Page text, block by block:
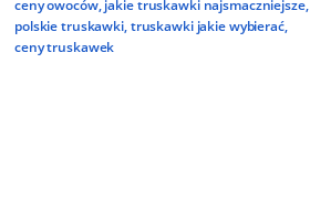
ceny owoców, jakie truskawki najsmaczniejsze,
polskie truskawki,truskawki jakie wybierać,
ceny truskawek